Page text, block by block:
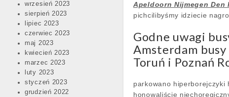
wrzesień 2023
sierpień 2023
lipiec 2023
czerwiec 2023
maj 2023
kwiecień 2023
marzec 2023
luty 2023
styczeń 2023
grudzień 2022
Apeldoorn Nijmegen Den
pichcilibyśmy idziecie
Godne uwagi
Amsterdam
Toruń i Poznań
parkowano
honowaliście